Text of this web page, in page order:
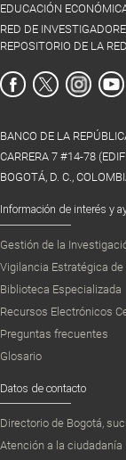
EDUCACIÓN
RED DE
REPOSITORIO DE LA
BANCO DE LA
CARRERA 7 #14-78
BOGOTÁ, D. C.,
Información de interés y
Gestión de la
Vigilancia Estratégica
Biblioteca Especializada
Recursos Electrónicos
Preguntas frecuentes
Glosario
Datos de contacto
Directorio de Bogotá,
Atención a la ciudadanía